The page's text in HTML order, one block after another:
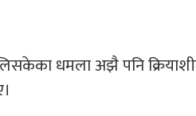
धमला अझै पनि क्रियाशील